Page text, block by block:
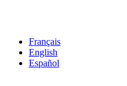
Français
English
Español